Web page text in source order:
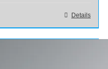
Details